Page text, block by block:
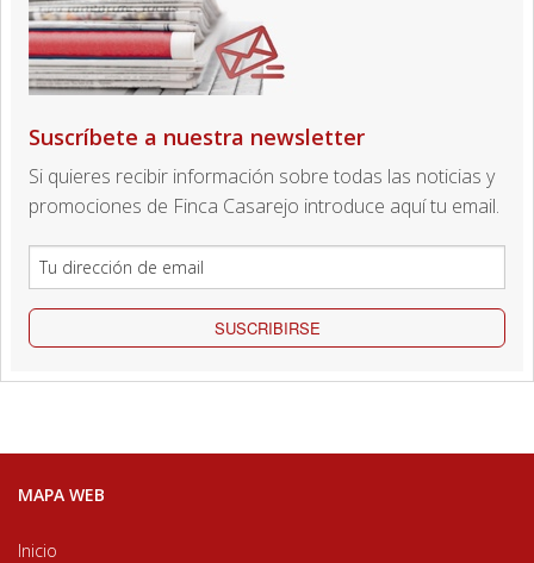
Suscríbete a nuestra newsletter
Si quieres recibir información sobre todas las noticias y
promociones de Finca Casarejo introduce aquí tu email.
SUSCRIBIRSE
MAPA WEB
Inicio